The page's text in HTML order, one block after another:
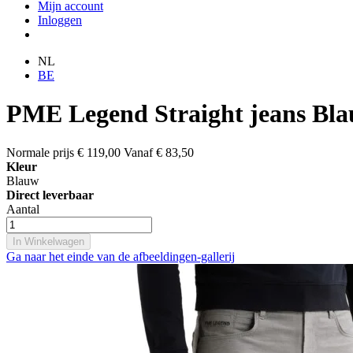
Mijn account
Inloggen
NL
BE
PME Legend Straight jeans
Normale prijs € 119,00 Vanaf € 83,50
Kleur
Blauw
Direct leverbaar
Aantal
In Winkelwagen
Ga naar het einde van de afbeeldingen-gallerij